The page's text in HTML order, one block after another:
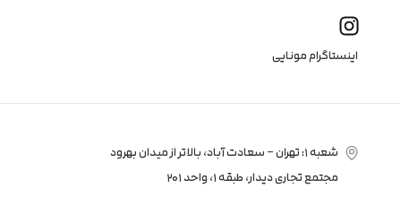
n
s
t
g
a
m
اینستاگرام مونایی
شعبه 1: تهران – سعادت آباد، بالاتر از میدان بهرود
مجتمع تجاری دیدار، طبقه 1، واحد 201